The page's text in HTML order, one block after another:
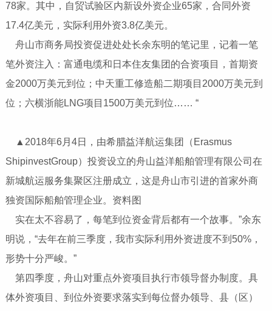
78家。其中，自贸试验区内新设外资企业65家，合同外资
17.4亿美元，实际利用外资3.8亿美元。
舟山市商务局投资促进处处长余东明的笔记里，记着一笔
笔外资注入：富通电缆和日本住友集团的合资项目，首期资
金2000万美元到位；中天重工修造船二期项目2000万美元到
位；六横浙能LNG项目1500万美元到位…… “
▲2018年6月4日，由希腊益洋航运集团（Erasmus
ShipinvestGroup）投资设立的舟山益洋船舶管理有限公司在
新城航运服务集聚区注册成立，这是舟山市引进的首家外商
独资国际船舶管理企业。资料图
实在太不容易了，每笔到位资金背后都有一个故事。”余东
明说，“去年在前三季度，我市实际利用外资进度不到50%，
形势十分严峻。”
第四季度，舟山对重点外资项目执行市领导督办制度。具
体外资项目、到位外资要求落实到每位督办领导、县（区）